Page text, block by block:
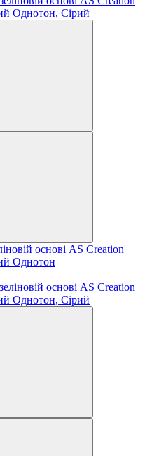
основі AS Creation
Однотон